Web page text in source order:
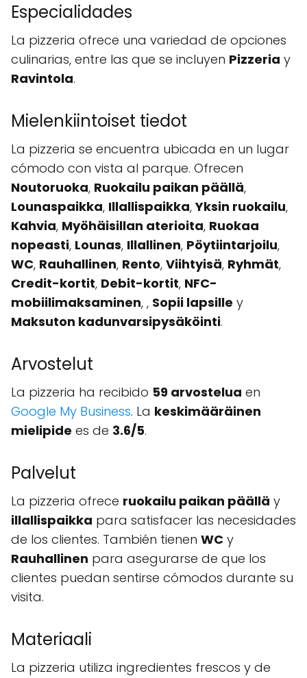
Especialidades
La pizzeria ofrece una variedad de opciones
culinarias, entre las que se incluyen Pizzeria y
Ravintola.
Mielenkiintoiset tiedot
La pizzeria se encuentra ubicada en un lugar
cómodo con vista al parque. Ofrecen
Noutoruoka, Ruokailu paikan päällä,
Lounaspaikka, Illallispaikka,Yksin ruokailu,
Kahvia, Myöhäisillan aterioita, Ruokaa
nopeasti, Lounas, Illallinen, Pöytiintarjoilu,
WC, Rauhallinen, Rento, Viihtyisä, Ryhmät,
Credit-kortit, Debit-kortit, NFC-
mobiilimaksaminen, , Sopii lapsille y
Maksuton kadunvarsipysäköinti.
Arvostelut
La pizzeria ha recibido 59 arvostelua en
Google My Business. La keskimääräinen
mielipide es de 3.6/5.
Palvelut
La pizzeria ofrece ruokailu paikan päällä y
illallispaikka para satisfacer las necesidades
de los clientes. También tienen WC y
Rauhallinen para asegurarse de que los
clientes puedan sentirse cómodos durante su
visita.
Materiaali
La pizzeria utiliza ingredientes frescos y de